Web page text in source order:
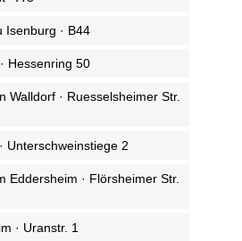
Isenburg · B44
Hessenring 50
Walldorf · Ruesselsheimer Str.
Unterschweinstiege 2
Eddersheim · Flörsheimer Str.
· Uranstr. 1